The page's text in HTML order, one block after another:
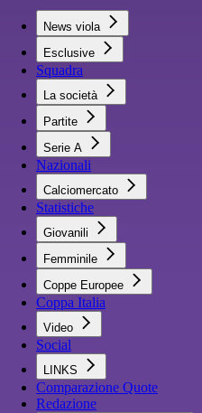
News viola
Esclusive
Squadra
La società
Partite
Serie A
Nazionali
Calciomercato
Statistiche
Giovanili
Femminile
Coppe Europee
Coppa Italia
Video
Social
LINKS
Comparazione Quote
Redazione